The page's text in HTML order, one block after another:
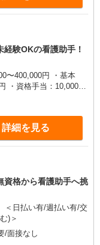
手当：10,000円/1回
・初任者研修 ・実務
験OKの看護助手！
〜400,000円 ・基本
・資格手当：10,000〜
〜70,000円 ・処遇改
（勤続年数、保有資格
当：20,000円（10時
する場合には超過勤務
手当：10,000円/1回
・初任者研修 ・実務
詳細を見る
格から看護助手へ挑
日払い有/週払い有/交
)＞
/面接なし